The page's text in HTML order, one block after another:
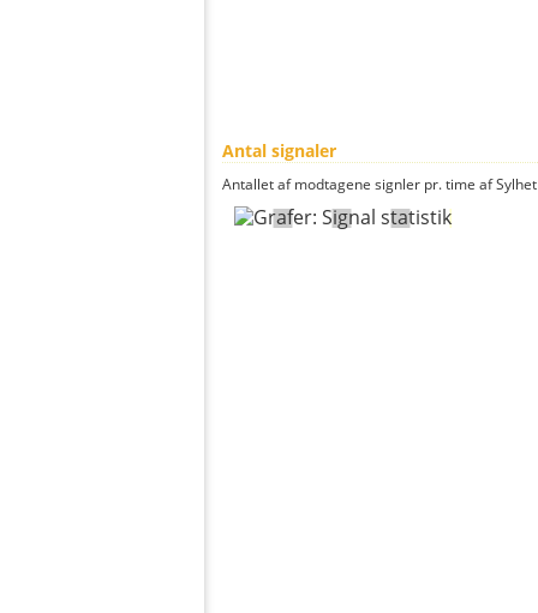
Antal signaler
Antallet af modtagene signler pr. time af